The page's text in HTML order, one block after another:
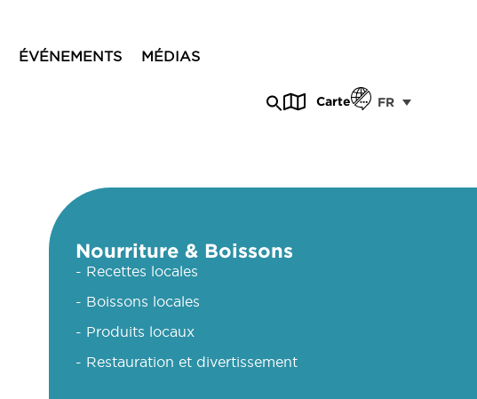
ÉVÉNEMENTS MÉDIAS
Carte FR
Nourriture & Boissons
- Recettes locales
- Boissons locales
- Produits locaux
- Restauration et divertissement